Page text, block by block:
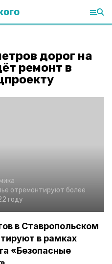
дорог на
ремонт в
отремонтируют более
году
в Ставропольском
в рамках
«Безопасные